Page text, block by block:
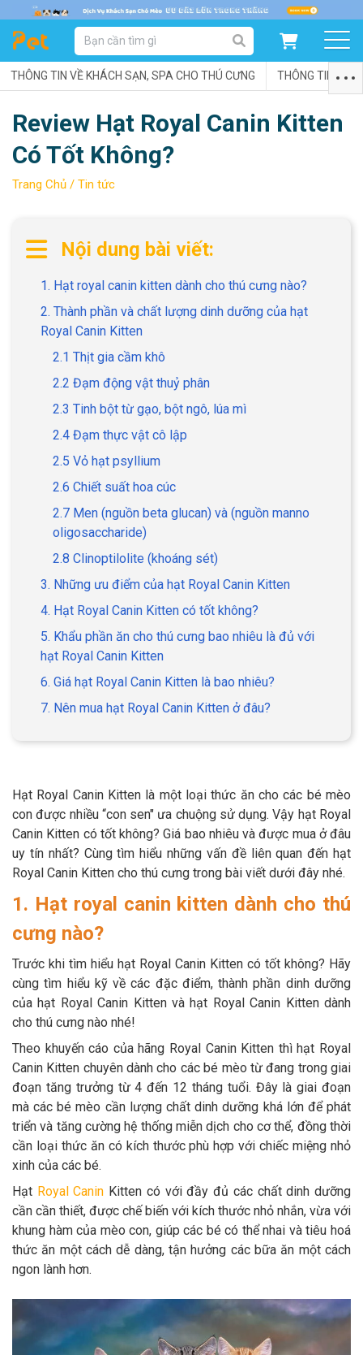
DANH MỤC SẢN PHẨM
SẢN PHẨM DÀNH CHO MÈO SẢN PHẨM DÀNH CHO CHÓ
SẨN PHẨM THEO THƯƠNG HIỆU
Khách sạn chó mèo
Dịch vụ cắt tỉa lông chó
mèo
Dịch vụ huấn luyện chó
mèo
mèo
spa cho thú cưng
CHÍNH SÁCH
Chính sách mua hàng Chính sách vận chuyển
Chính sách bảo hành Chính sách bảo mật
LIÊN HỆ
0929894774
THÔNG TIN VỀ KHÁCH SẠN, SPA CHO THÚ CƯNG THÔNG TIN VỀ
Review Hạt Royal Canin Kitten
Có Tốt Không?
Trang Chủ / Tin tức
Nội dung bài viết:
1. Hạt royal canin kitten dành cho thú cưng nào?
2. Thành phần và chất lượng dinh dưỡng của hạt
Royal Canin Kitten
2.1 Thịt gia cầm khô
2.2 Đạm động vật thuỷ phân
2.3 Tinh bột từ gạo, bột ngô, lúa mì
2.4 Đạm thực vật cô lập
2.5 Vỏ hạt psyllium
2.6 Chiết suất hoa cúc
2.7 Men (nguồn beta glucan) và (nguồn manno
oligosaccharide)
2.8 Clinoptilolite (khoáng sét)
3. Những ưu điểm của hạt Royal Canin Kitten
4. Hạt Royal Canin Kitten có tốt không?
5. Khẩu phần ăn cho thú cưng bao nhiêu là đủ với
hạt Royal Canin Kitten
6. Giá hạt Royal Canin Kitten là bao nhiêu?
7. Nên mua hạt Royal Canin Kitten ở đâu?
Hạt Royal Canin Kitten là một loại thức ăn cho các bé mèo
con được nhiều “con sen" ưa chuộng sử dụng. Vậy hạt Royal
Canin Kitten có tốt không? Giá bao nhiêu và được mua ở đâu
uy tín nhất? Cùng tìm hiểu những vấn đề liên quan đến hạt
Royal Canin Kitten cho thú cưng trong bài viết dưới đây nhé.
1. Hạt royal canin kitten dành cho thú
cưng nào?
Trước khi tìm hiểu hạt Royal Canin Kitten có tốt không? Hãy
cùng tìm hiểu kỹ về các đặc điểm, thành phần dinh dưỡng
của hạt Royal Canin Kitten và hạt Royal Canin Kitten dành
cho thú cưng nào nhé!
Theo khuyến cáo của hãng Royal Canin Kitten thì hạt Royal
Canin Kitten chuyên dành cho các bé mèo từ đang trong giai
đoạn tăng trưởng từ 4 đến 12 tháng tuổi. Đây là giai đoạn
mà các bé mèo cần lượng chất dinh dưỡng khá lớn để phát
triển và tăng cường hệ thống miễn dịch cho cơ thể, đồng thời
cần loại thức ăn có kích thước phù hợp với chiếc miệng nhỏ
xinh của các bé.
Hạt Royal Canin Kitten có với đầy đủ các chất dinh dưỡng
cần cần thiết, được chế biến với kích thước nhỏ nhắn, vừa với
khung hàm của mèo con, giúp các bé có thể nhai và tiêu hoá
thức ăn một cách dễ dàng, tận hưởng các bữa ăn một cách
ngon lành hơn.